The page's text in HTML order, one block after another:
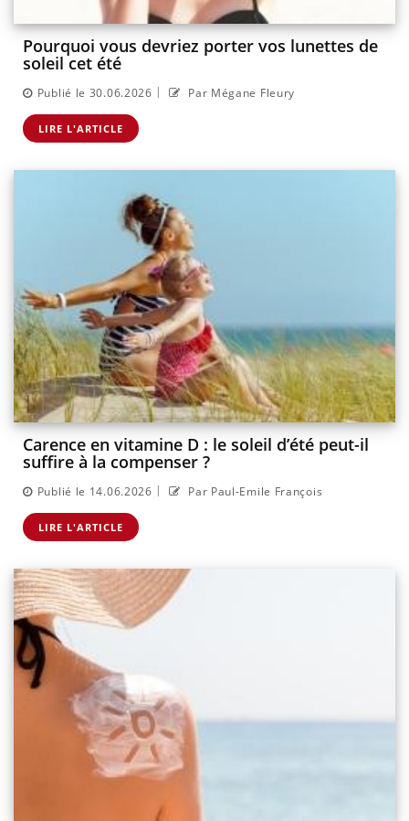
Pourquoi vous devriez porter vos lunettes de
soleil cet été
Publié le 30.06.2026 | Par Mégane Fleury
LIRE L'ARTICLE
Carence en vitamine D : le soleil d’été peut-il
suffire à la compenser ?
Publié le 14.06.2026 | Par Paul-Emile François
LIRE L'ARTICLE